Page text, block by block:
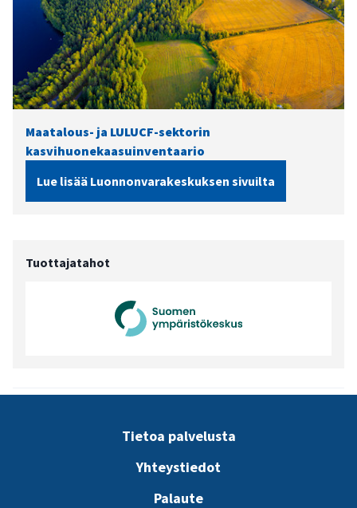
Maatalous- ja LULUCF-sektorin
kasvihuonekaasuinventaario
Lue lisää Luonnonvarakeskuksen sivuilta
Tuottajatahot
Tietoa palvelusta
Yhteystiedot
Palaute